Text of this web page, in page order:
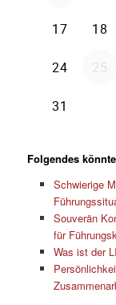
Folgendes
Schwierige
Souverän
für
Was ist der